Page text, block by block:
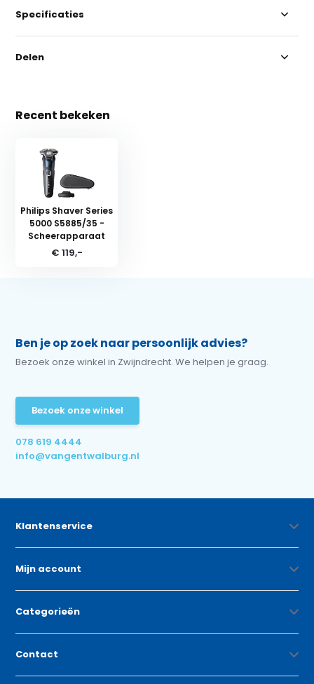
Specificaties
Delen
Recent bekeken
Philips Shaver Series
5000 S5885/35 -
Scheerapparaat
€ 119,-
Ben je op zoek naar persoonlijk advies?
Bezoek onze winkel in Zwijndrecht. We helpen je graag.
Bezoek onze winkel
078 619 4444
info@vangentwalburg.nl
Klantenservice
Mijn account
Categorieën
Contact